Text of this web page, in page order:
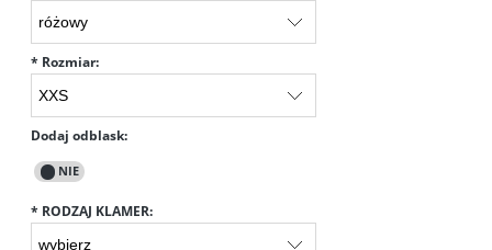
* Rozmiar:
Dodaj odblask:
* RODZAJ KLAMER: